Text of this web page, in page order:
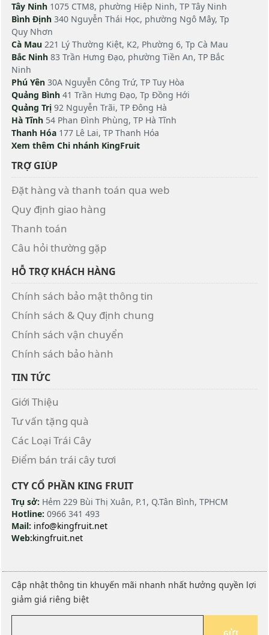
Tây Ninh 1075 CTM8, phường Hiệp Ninh, TP Tây Ninh
Bình Định 340 Nguyễn Thái Học, phường Ngô Mây, Tp
Quy Nhơn
Cà Mau 221 Lý Thường Kiệt, K2, Phường 6, Tp Cà Mau
Bắc Ninh 83 Trần Hưng Đạo, phường Tiền An, TP Bắc
Ninh
Phú Yên 30A Nguyễn Công Trứ, TP Tuy Hòa
Quảng Bình 41 Trần Hưng Đạo, Tp Đồng Hới
Quảng Trị 92 Nguyễn Trãi, TP Đông Hà
Hà Tĩnh 54 Phan Đình Phùng, TP Hà Tĩnh
Thanh Hóa 177 Lê Lai, TP Thanh Hóa
Xem thêm Chi nhánh KingFruit
TRỢ GIÚP
Đặt hàng và thanh toán qua web
Quy định giao hàng
Thanh toán
Câu hỏi thường gặp
HỖ TRỢ KHÁCH HÀNG
Chính sách bảo mật thông tin
Chính sách & Quy định chung
Chính sách vận chuyển
Chính sách bảo hành
TIN TỨC
Giới Thiệu
Tư vấn tặng quà
Các Loại Trái Cây
Điểm bán trái cây tươi
CTY CỔ PHẦN KING FRUIT
Trụ sở: Hẻm 229 Bùi Thị Xuân, P.1, Q.Tân Bình, TPHCM
Hotline: 0966 341 493
Mail: info@kingfruit.net
Web:kingfruit.net
Cập nhật thông tin khuyến mãi nhanh nhất hưởng quyền lợi
giảm giá riêng biệt